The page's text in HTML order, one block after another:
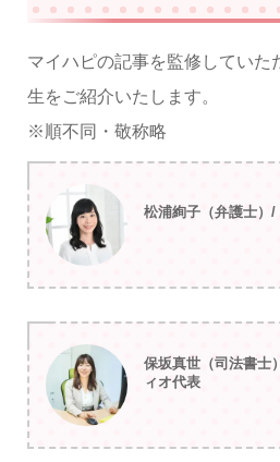
マイハピの記事を監修していた
生をご紹介いたします。
※順不同・敬称略
松浦絢子（弁護士）
保坂真世（司法書士
ィオ代表